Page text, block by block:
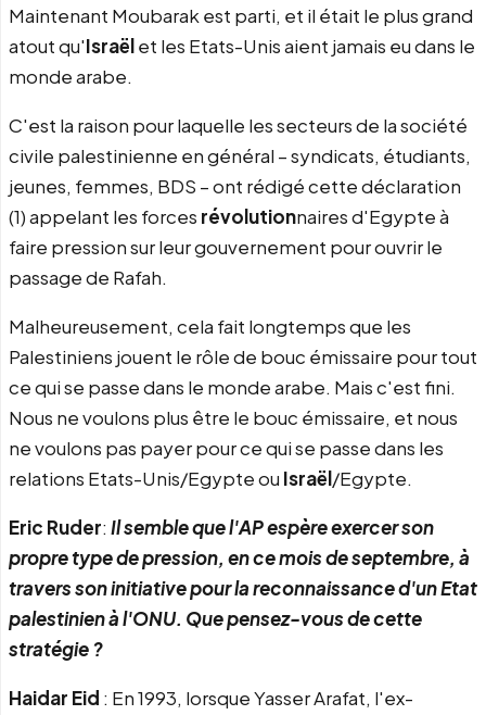
Maintenant Moubarak est parti, et il était le plus grand
atout qu'Israëlet les Etats-Unis aient jamais eu dans le
monde arabe.
C'est la raison pour laquelle les secteurs de la société
civile palestinienne en général – syndicats, étudiants,
jeunes, femmes, BDS – ont rédigé cette déclaration
(1) appelant les forces révolutionnaires d'Egypte à
faire pression sur leur gouvernement pour ouvrir le
passage de Rafah.
Malheureusement, cela fait longtemps que les
Palestiniens jouent le rôle de bouc émissaire pour tout
ce qui se passe dans le monde arabe. Mais c'est fini.
Nous ne voulons plus être le bouc émissaire, et nous
ne voulons pas payer pour ce qui se passe dans les
relations Etats-Unis/Egypte ou Israël/Egypte.
Eric Ruder: Il semble que l'AP espère exercer son
propre type de pression, en ce mois de septembre, à
travers son initiative pour la reconnaissance d'un Etat
palestinien à l'ONU. Que pensez-vous de cette
stratégie ?
Haidar Eid : En 1993, lorsque Yasser Arafat, l'ex-